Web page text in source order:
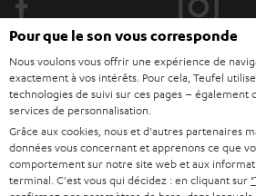
z
-
v
o
u
s
à
Catégories
HOME CINEMA
SYSTEMES COMPLETS HOME CINEMA
Société
Pour que le son vous corresponde
Nous voulons vous offrir une expérience de
exactement à vos intérêts. Pour cela, Teufel
technologies de suivi sur ces pages – également
services de personnalisation.
Grâce aux cookies, nous et d'autres partenaires
données vous concernant et apprenons ce que
comportement sur notre site web et aux
terminal. C'est vous qui décidez : en cliquant sur